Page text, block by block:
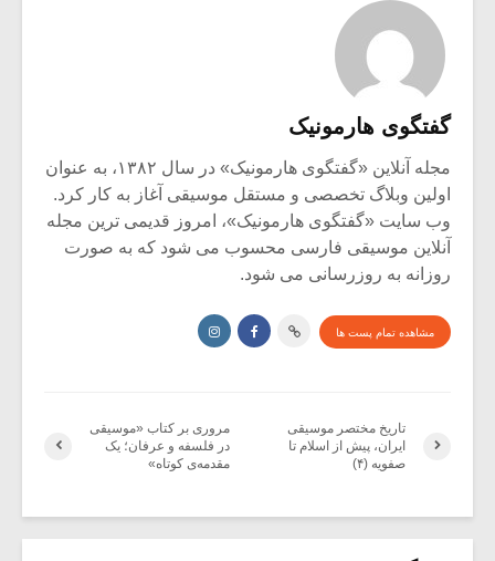
گفتگوی هارمونیک
مجله آنلاین «گفتگوی هارمونیک» در سال ۱۳۸۲، به عنوان
اولین وبلاگ تخصصی و مستقل موسیقی آغاز به کار کرد.
وب سایت «گفتگوی هارمونیک»، امروز قدیمی ترین مجله
آنلاین موسیقی فارسی محسوب می شود که به صورت
روزانه به روزرسانی می شود.
مشاهده تمام پست ها
مروری بر کتاب «موسیقی
در فلسفه و عرفان؛ یک
مقدمه‌ی کوتاه»
تاریخ مختصر موسیقی
ایران، پیش از اسلام تا
صفویه (۴)